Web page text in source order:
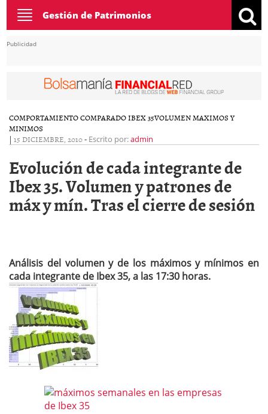
Toggle
navigation
Gestión de Patrimonios
Publicidad
COMPORTAMIENTO COMPARADO IBEX 35VOLUMEN MAXIMOS Y
MINIMOS
| 15 DICIEMBRE, 2010- Escrito por:admin
Evolución de cada integrante de
Ibex 35. Volumen y patrones de
máx y mín. Tras el cierre de sesión
Análisis del volumen y de los máximos y mínimos en
cada integrante de Ibex 35, a las 17:30 horas.